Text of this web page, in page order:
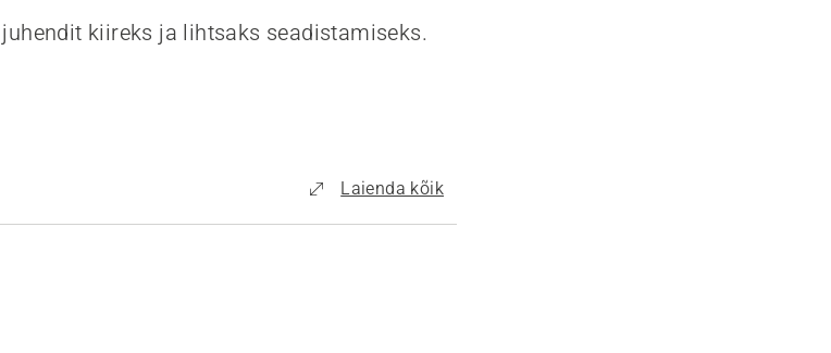
kiireks ja lihtsaks seadistamiseks.
Laienda kõik